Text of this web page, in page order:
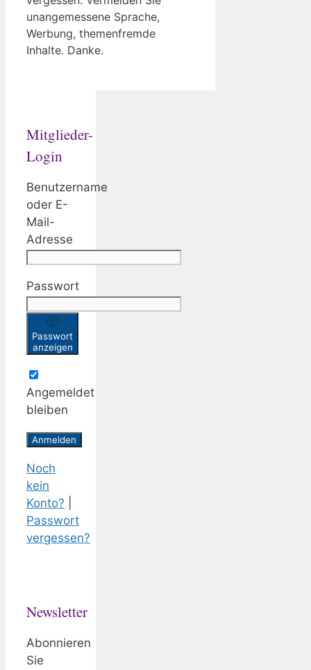
unangemessene Sprache,
Werbung, themenfremde
Inhalte. Danke.
Mitglieder-
Login
Benutzername
oder E-
Mail-
Adresse
Passwort
Passwort
anzeigen
Angemeldet
bleiben
Noch
kein
Konto?
Passwort
vergessen?
Newsletter
Abonnieren
Sie